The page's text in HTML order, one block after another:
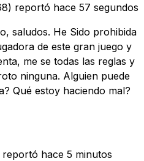
reportó hace 57 segundos
saludos. He Sido prohibida
de este gran juego y
me se todas las reglas y
ninguna. Alguien puede
Qué estoy haciendo mal?
reportó hace 5 minutos